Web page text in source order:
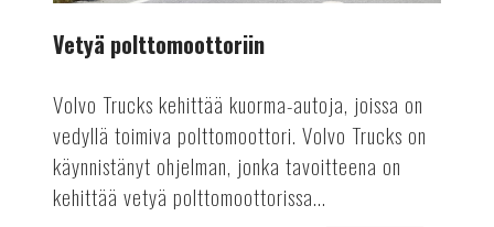
Vetyä polttomoottoriin
Volvo Trucks kehittää kuorma-autoja, joissa on
vedyllä toimiva polttomoottori. Volvo Trucks on
käynnistänyt ohjelman, jonka tavoitteena on
kehittää vetyä polttomoottorissa...